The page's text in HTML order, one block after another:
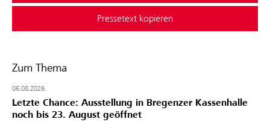
Pressetext kopieren
Zum Thema
06.08.2026
Letzte Chance: Ausstellung in Bregenzer Kassenhalle
noch bis 23. August geöffnet